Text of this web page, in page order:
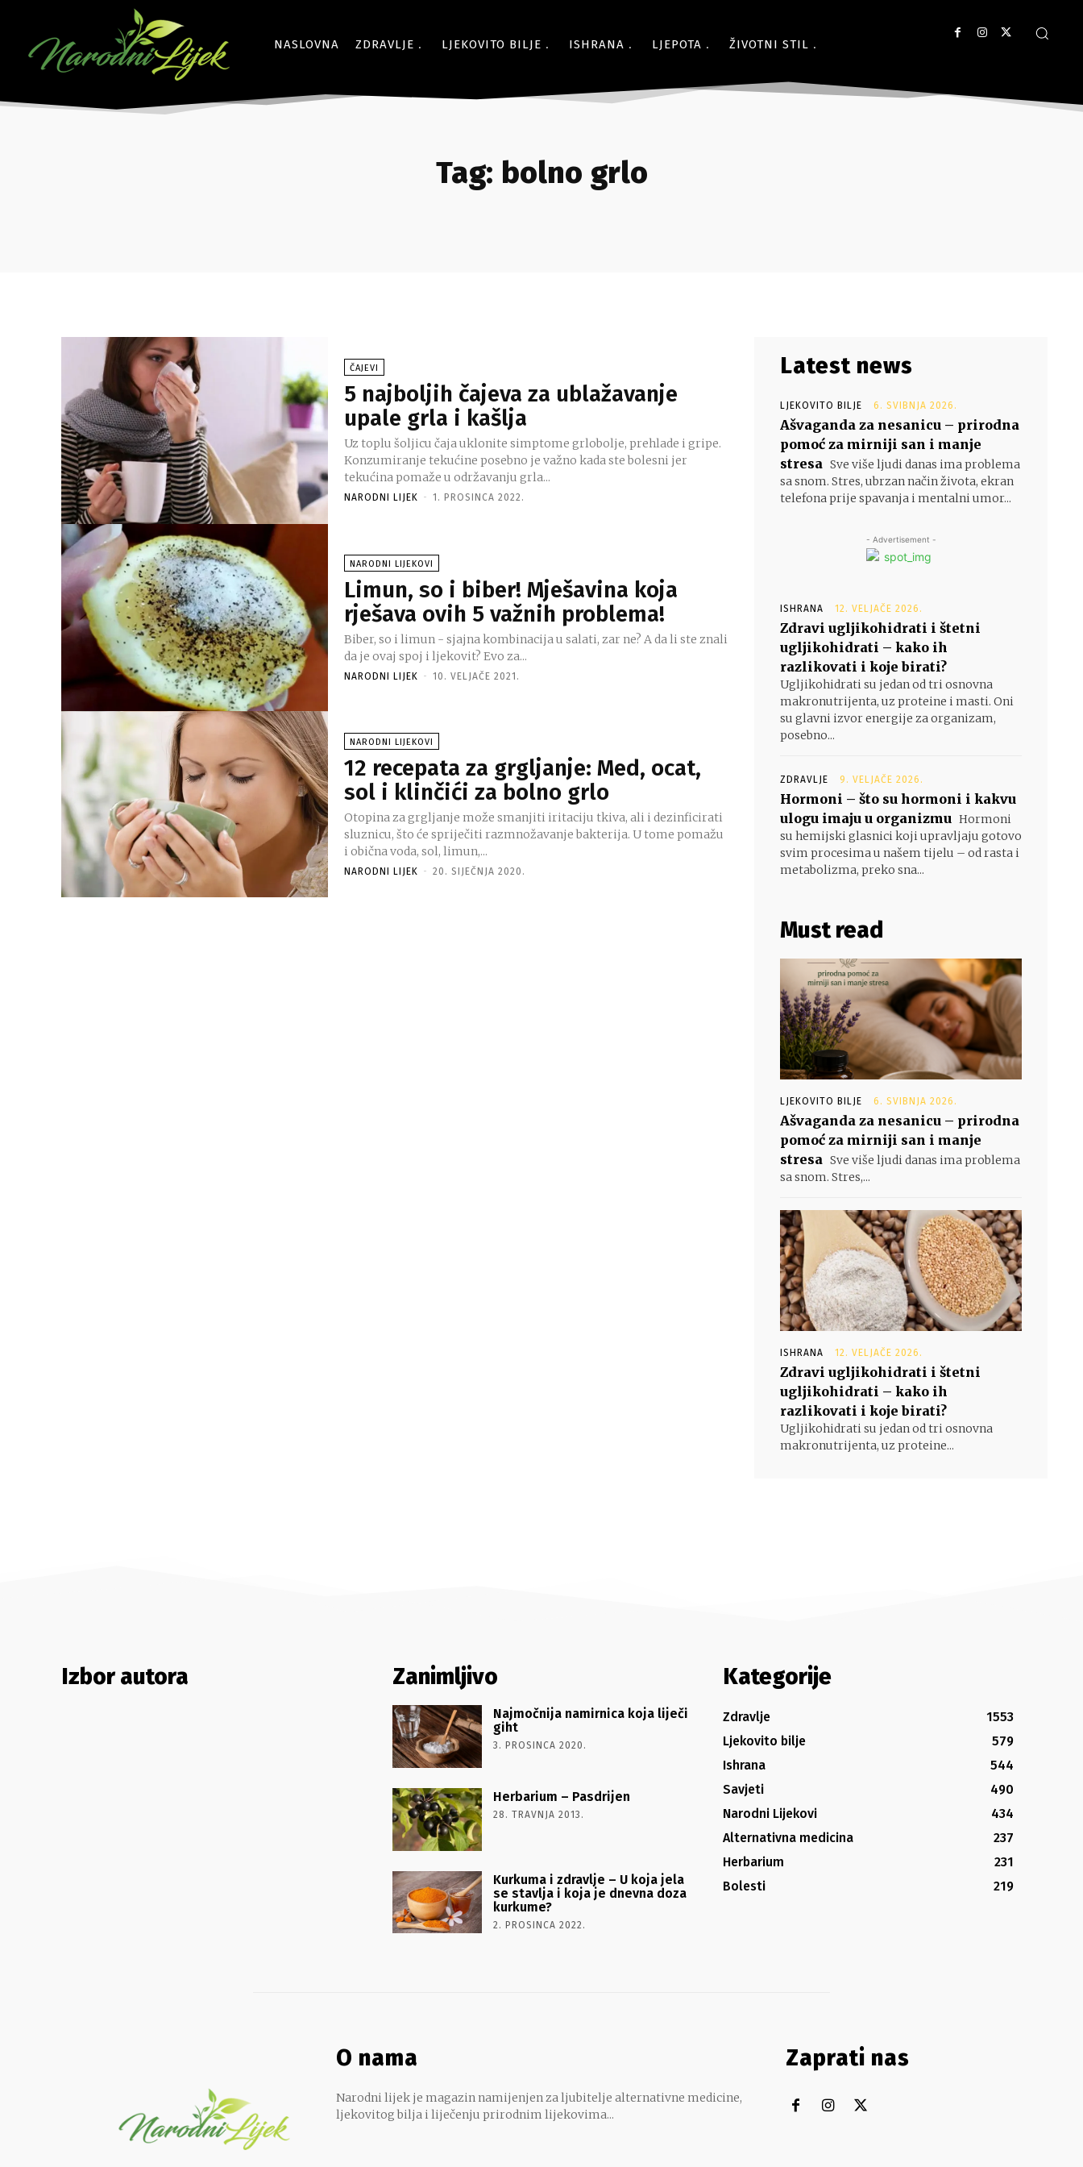
NASLOVNA ZDRAVLJE LJEKOVITO BILJE ISHRANA LJEPOTA ŽIVOTNI STIL
Tag: bolno grlo
ČAJEVI
5 najboljih čajeva za ublažavanje
upale grla i kašlja
Uz toplu šoljicu čaja uklonite simptome grlobolje, prehlade i gripe.
Konzumiranje tekućine posebno je važno kada ste bolesni jer
tekućina pomaže u održavanju grla...
NARODNI LIJEK - 1. PROSINCA 2022.
NARODNI LIJEKOVI
Limun, so i biber! Mješavina koja
rješava ovih 5 važnih problema!
Biber, so i limun - sjajna kombinacija u salati, zar ne? A da li ste znali
da je ovaj spoj i ljekovit? Evo za...
NARODNI LIJEK - 10. VELJAČE 2021.
NARODNI LIJEKOVI
12 recepata za grgljanje: Med, ocat,
sol i klinčići za bolno grlo
Otopina za grgljanje može smanjiti iritaciju tkiva, ali i dezinficirati
sluznicu, što će spriječiti razmnožavanje bakterija. U tome pomažu
i obična voda, sol, limun,...
NARODNI LIJEK - 20. SIJEČNJA 2020.
Latest news
LJEKOVITO BILJE 6. SVIBNJA 2026.
Ašvaganda za nesanicu – prirodna
pomoć za mirniji san i manje
stresa Sve više ljudi danas ima problema
sa snom. Stres, ubrzan način života, ekran
telefona prije spavanja i mentalni umor...
- Advertisement -
ISHRANA 12. VELJAČE 2026.
Zdravi ugljikohidrati i štetni
ugljikohidrati – kako ih
razlikovati i koje birati?
Ugljikohidrati su jedan od tri osnovna
makronutrijenta, uz proteine i masti. Oni
su glavni izvor energije za organizam,
posebno...
ZDRAVLJE 9. VELJAČE 2026.
Hormoni – što su hormoni i kakvu
ulogu imaju u organizmu Hormoni
su hemijski glasnici koji upravljaju gotovo
svim procesima u našem tijelu – od rasta i
metabolizma, preko sna...
Must read
LJEKOVITO BILJE 6. SVIBNJA 2026.
Ašvaganda za nesanicu – prirodna
pomoć za mirniji san i manje
stresa Sve više ljudi danas ima problema
sa snom. Stres,...
ISHRANA 12. VELJAČE 2026.
Zdravi ugljikohidrati i štetni
ugljikohidrati – kako ih
razlikovati i koje birati?
Ugljikohidrati su jedan od tri osnovna
makronutrijenta, uz proteine...
Izbor autora Zanimljivo
Najmočnija namirnica koja liječi
giht
3. PROSINCA 2020.
Herbarium – Pasdrijen
28. TRAVNJA 2013.
Kurkuma i zdravlje – U koja jela
se stavlja i koja je dnevna doza
kurkume?
2. PROSINCA 2022.
Kategorije
Zdravlje
1553
Ljekovito bilje
579
Ishrana
544
Savjeti
490
Narodni Lijekovi
434
Alternativna medicina
237
Herbarium
231
Bolesti
219
O nama
Narodni lijek je magazin namijenjen za ljubitelje alternativne medicine,
ljekovitog bilja i liječenju prirodnim lijekovima...
Zaprati nas